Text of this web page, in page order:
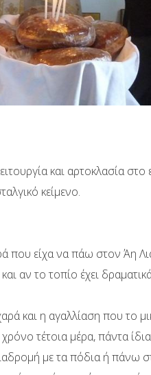
και αρτοκλασία
κείμενο.
που είχα να πάω στον Άη
αν το τοπίο έχει
και η αγαλλίαση που το
χρόνο τέτοια μέρα, πάντα
με τα πόδια ή πάνω